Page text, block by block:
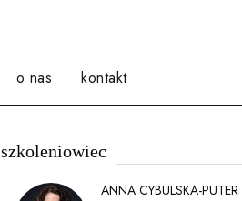
o nas kontakt
szkoleniowiec
ANNA CYBULSKA-PUTER